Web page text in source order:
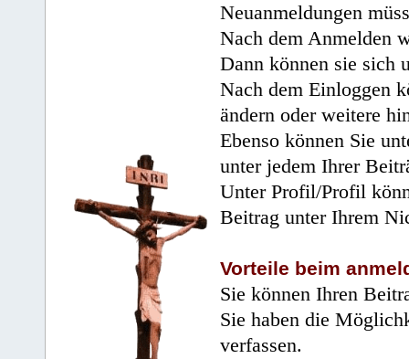
Neuanmeldungen
Nach dem Anmelden
Dann können sie sich
Nach dem Einloggen
ändern oder weitere
Ebenso können Sie
unter jedem Ihrer
Unter Profil/Profil
Beitrag unter Ihrem
Vorteile beim
Sie können Ihren
Sie haben die
verfassen.